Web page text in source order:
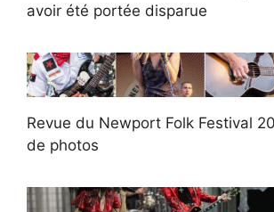
avoir été portée disparue
Revue du Newport Folk Festival
de photos